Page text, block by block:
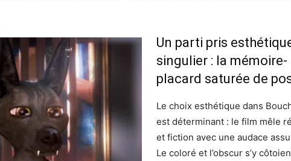
Un parti pris
singulier : la mémoire-
placard saturée de
Le choix esthétique dans
est déterminant : le film mêle
et fiction avec une audace
Le coloré et l’obscur s’y